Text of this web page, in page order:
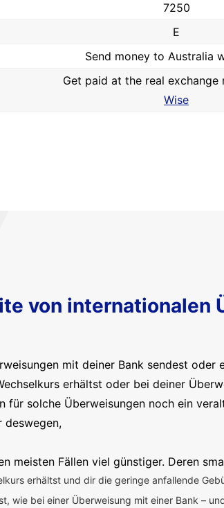
7250
E
Send money to Australia
Get paid at the real exchange
Wise
von internationalen
mit deiner Bank sendest oder
erhältst oder bei deiner
für solche Überweisungen noch ein
deswegen,
meisten Fällen viel günstiger. Deren
erhältst und dir die geringe anfallende
wie bei einer Überweisung mit einer Bank –